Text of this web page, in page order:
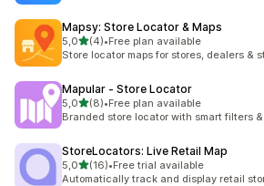
Mapsy: Store Locator & Maps
5,0z 5 hvězd
(4)
Celkový počet recenzí: 4
•Free plan available
Store locator maps for stores, dealers &
Mapular ‑ Store Locator
5,0z 5 hvězd
(8)
Celkový počet recenzí: 8
•Free plan available
Branded store locator with smart filters
StoreLocators: Live Retail Map
5,0z 5 hvězd
(16)
Celkový počet recenzí: 16
•Free trial available
Automatically track and display retail